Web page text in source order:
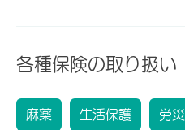
各種保険の取り扱い
麻薬 生活保護 労災